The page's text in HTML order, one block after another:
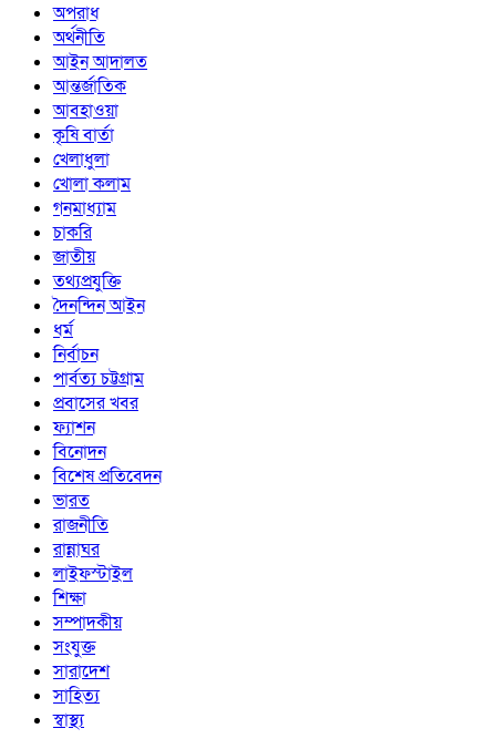
অপরাধ
অর্থনীতি
আইন আদালত
আন্তর্জাতিক
আবহাওয়া
কৃষি বার্তা
খেলাধুলা
খোলা কলাম
গনমাধ্যাম
চাকরি
জাতীয়
তথ্যপ্রযুক্তি
দৈনন্দিন আইন
ধর্ম
নির্বাচন
পার্বত্য চট্টগ্রাম
প্রবাসের খবর
ফ্যাশন
বিনোদন
বিশেষ প্রতিবেদন
ভারত
রাজনীতি
রান্নাঘর
লাইফস্টাইল
শিক্ষা
সম্পাদকীয়
সংযুক্ত
সারাদেশ
সাহিত্য
স্বাস্থ্য